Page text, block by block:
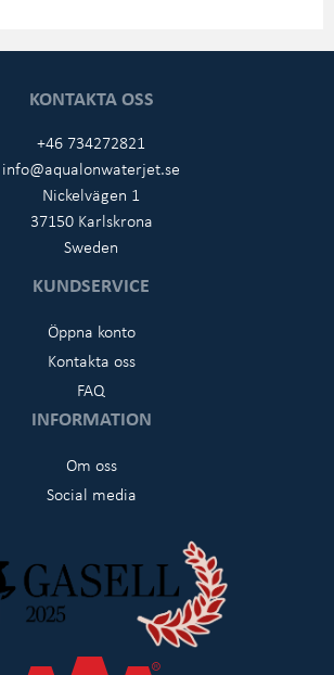
KONTAKTA OSS
+46 734272821
info@aqualonwaterjet.se
Nickelvägen 1
37150 Karlskrona
Sweden
KUNDSERVICE
Öppna konto
Kontakta oss
FAQ
INFORMATION
Om oss
Social media